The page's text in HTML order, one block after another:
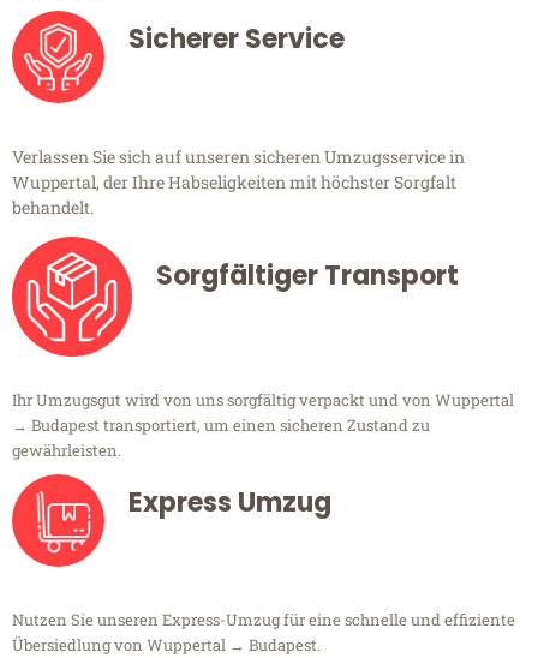
Sicherer Service
Verlassen Sie sich auf unseren sicheren Umzugsservice in
Wuppertal, der Ihre Habseligkeiten mit höchster Sorgfalt
behandelt.
Sorgfältiger Transport
Ihr Umzugsgut wird von uns sorgfältig verpackt und von Wuppertal
→ Budapest transportiert, um einen sicheren Zustand zu
gewährleisten.
Express Umzug
Nutzen Sie unseren Express-Umzug für eine schnelle und effiziente
Übersiedlung von Wuppertal → Budapest.